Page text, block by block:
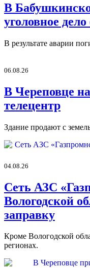
В
уголовное
В результате аварии
06.08.26
В Череповце
телецентр
Здание продают с
04.08.26
Сеть АЗС
Вологодской
заправку
Кроме Вологодской
регионах.